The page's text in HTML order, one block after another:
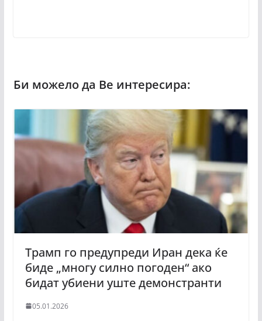
Трамп го предупреди Иран дека ќе
биде „многу силно погоден“ ако
бидат убиени уште демонстранти
05.01.2026